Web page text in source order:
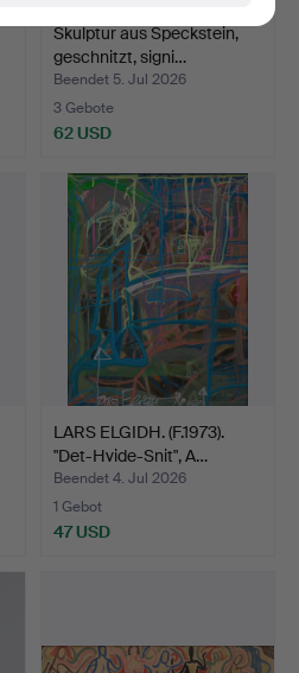
Skulptur aus Speckstein,
geschnitzt, signi…
Beendet 5. Jul 2026
3 Gebote
62 USD
LARS ELGIDH. (F.1973).
"Det-Hvide-Snit", A…
Beendet 4. Jul 2026
1 Gebot
47 USD